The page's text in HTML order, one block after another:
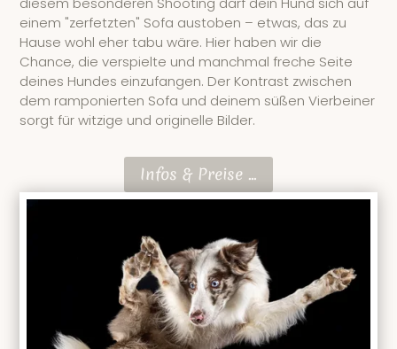
einem "zerfetzten" Sofa austoben – etwas, das zu
Hause wohl eher tabu wäre. Hier haben wir die
Chance, die verspielte und manchmal freche Seite
deines Hundes einzufangen. Der Kontrast zwischen
dem ramponierten Sofa und deinem süßen Vierbeiner
sorgt für witzige und originelle Bilder.
Infos & Preise ...